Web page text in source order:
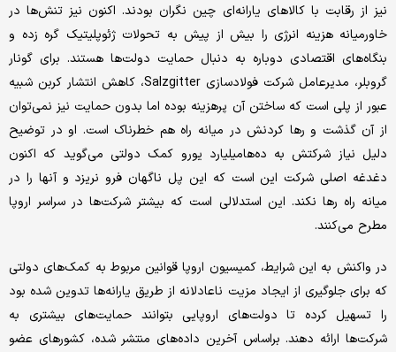
نیز از رقابت با کالاهای یارانه‌ای چین نگران بودند. اکنون نیز تنش‌ها در
خاورمیانه هزینه انرژی را بیش از پیش به تحولات ژئوپلیتیک گره زده و
بنگاه‌های اقتصادی دوباره به دنبال حمایت دولت‌ها هستند. برای گونار
گروبلر، مدیرعامل شرکت فولادسازی Salzgitter، کاهش انتشار کربن شبیه
عبور از پلی است که ساختن آن پرهزینه بوده اما بدون حمایت نیز نمی‌توان
از آن گذشت و رها کردنش در میانه راه هم خطرناک است. او در توضیح
دلیل نیاز شرکتش به ده‌ها‌میلیارد یورو کمک دولتی می‌گوید که اکنون
دغدغه اصلی شرکت این است که این پل ناگهان فرو نریزد و آنها را در
میانه راه رها نکند. این استدلالی است که بیشتر شرکت‌ها در سراسر اروپا
مطرح می‌کنند.
در واکنش به این شرایط، کمیسیون اروپا قوانین مربوط به کمک‌های دولتی
که برای جلوگیری از ایجاد مزیت ناعادلانه از طریق یارانه‌ها تدوین شده بود
را تسهیل کرده تا دولت‌های اروپایی بتوانند حمایت‌های بیشتری به
شرکت‌ها ارائه دهند. براساس آخرین داده‌های منتشر شده، کشورهای عضو